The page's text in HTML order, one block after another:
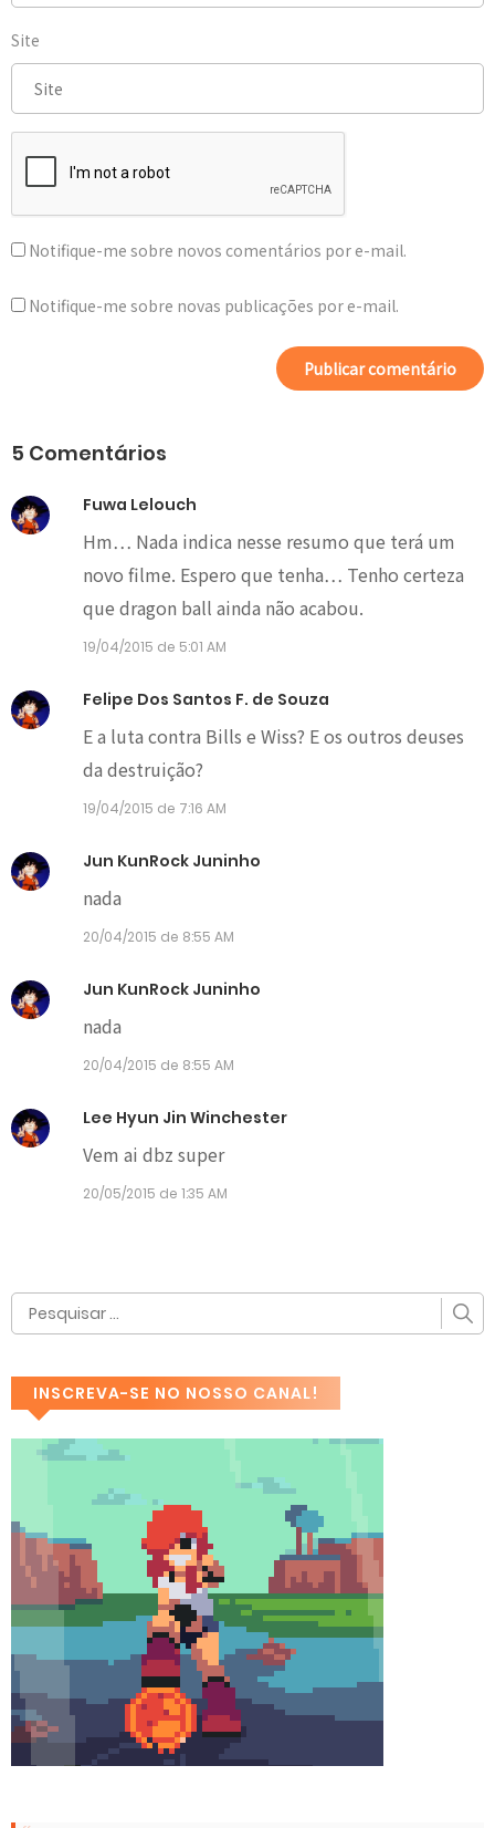
Site
Notifique-me sobre novos comentários por e-mail.
Notifique-me sobre novas publicações por e-mail.
5 Comentários
Fuwa Lelouch
Hm… Nada indica nesse resumo que terá um
novo filme. Espero que tenha… Tenho certeza
que dragon ball ainda não acabou.
19/04/2015 de 5:01 AM
Felipe Dos Santos F. de Souza
E a luta contra Bills e Wiss? E os outros deuses
da destruição?
19/04/2015 de 7:16 AM
Jun KunRock Juninho
nada
20/04/2015 de 8:55 AM
Jun KunRock Juninho
nada
20/04/2015 de 8:55 AM
Lee Hyun Jin Winchester
Vem ai dbz super
20/05/2015 de 1:35 AM
INSCREVA-SE NO NOSSO CANAL!